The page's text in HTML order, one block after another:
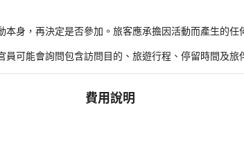
身，再決定是否參加。旅客應承擔因活動而產生的任
可能會詢問包含訪問目的、旅遊行程、停留時間及旅
費用說明